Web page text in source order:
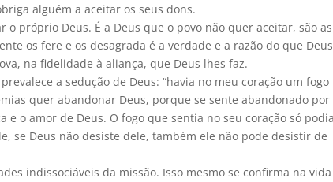
alguém a aceitar os seus dons.
próprio Deus. É a Deus que o povo não quer aceitar, são as
os fere e os desagrada é a verdade e a razão do que
na fidelidade à aliança, que Deus lhes faz.
a sedução de Deus: “havia no meu coração um fogo
quer abandonar Deus, porque se sente abandonado por
e o amor de Deus. O fogo que sentia no seu coração só
se Deus não desiste dele, também ele não pode desistir de
indissociáveis da missão. Isso mesmo se confirma na